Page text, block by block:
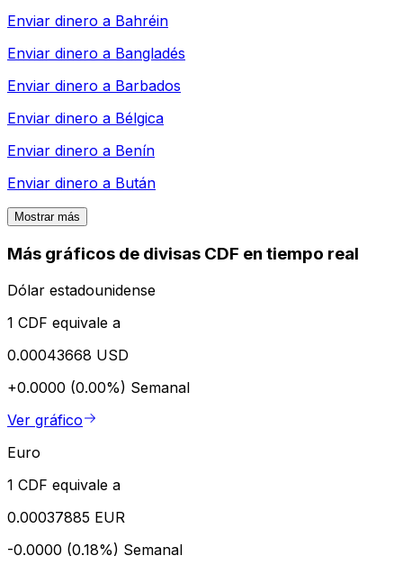
Enviar dinero a Bahréin
Enviar dinero a Bangladés
Enviar dinero a Barbados
Enviar dinero a Bélgica
Enviar dinero a Benín
Enviar dinero a Bután
Mostrar más
Más gráficos de divisas CDF en tiempo real
Dólar estadounidense
1 CDF equivale a
0.00043668 USD
+0.0000 (0.00%) Semanal
Ver gráfico
Euro
1 CDF equivale a
0.00037885 EUR
-0.0000 (0.18%) Semanal